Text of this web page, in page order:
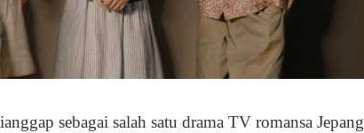
sebagai salah satu drama TV romansa Jepang